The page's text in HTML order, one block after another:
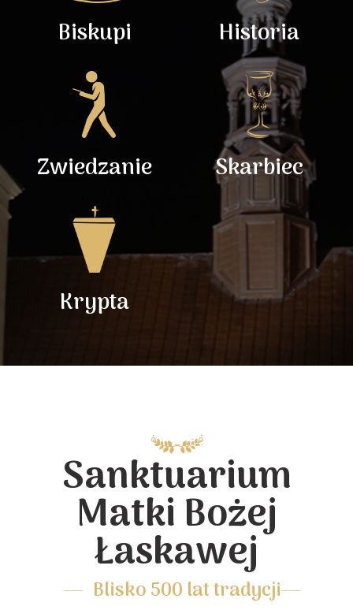
Biskupi Historia
Zwiedzanie Skarbiec
Krypta
Sanktuarium
Matki Bożej
Łaskawej
Blisko 500 lat tradycji